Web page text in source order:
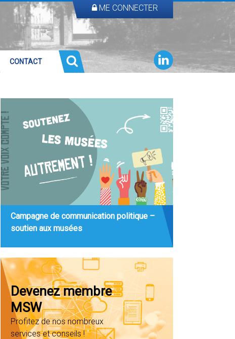
ME CONNECTER
CONTACT
Campagne de communication politique –
soutien aux musées
Devenez membre
MSW
Profitez de nos nombreux
services et conseils !